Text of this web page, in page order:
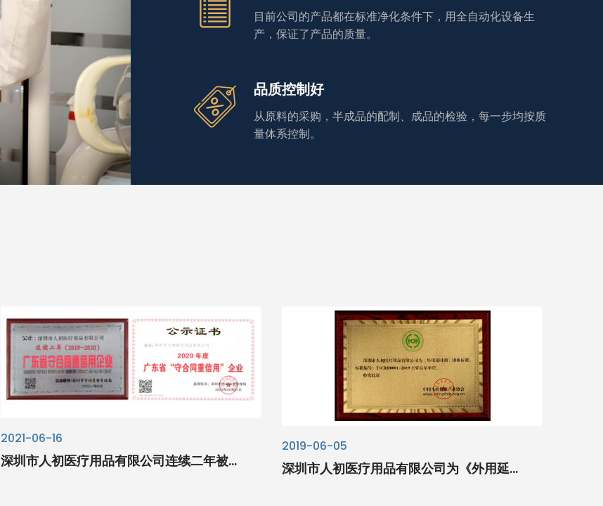
目前公司的产品都在标准净化条件下，用全自动化设备生
产，保证了产品的质量。
品质控制好
从原料的采购，半成品的配制、成品的检验，每一步均按质
量体系控制。
2021-06-16
深圳市人初医疗用品有限公司连续二年被...
2019-06-05
深圳市人初医疗用品有限公司为《外用延...